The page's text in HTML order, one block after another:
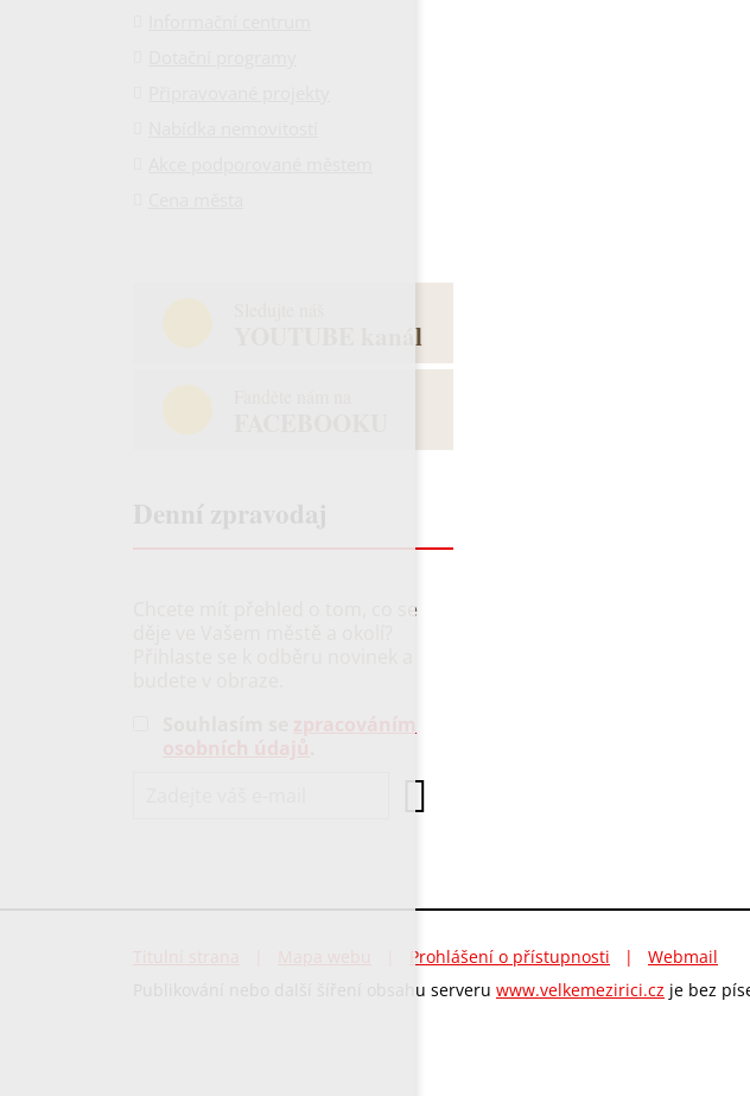
YOUTUBE kanál
Chcete mít přehled o tom, co se
Prohlášení o přístupnosti | Webmail
Publikování nebo další šíření obsahu serveru www.velkemezirici.cz je bez